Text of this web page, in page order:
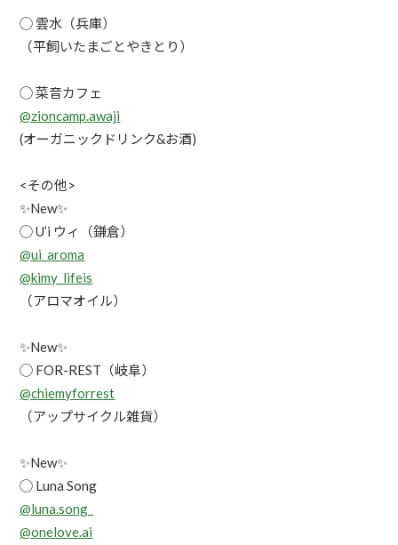
◯ 雲水（兵庫）
（平飼いたまごとやきとり）
◯ 菜音カフェ
@zioncamp.awaji
(オーガニックドリンク&お酒)
<その他>
✨New✨
◯ U’i ウィ（鎌倉）
@ui_aroma
@kimy_lifeis
（アロマオイル）
✨New✨
◯ FOR-REST（岐阜）
@chiemyforrest
（アップサイクル雑貨）
✨New✨
◯ Luna Song
@luna.song_
@onelove.ai